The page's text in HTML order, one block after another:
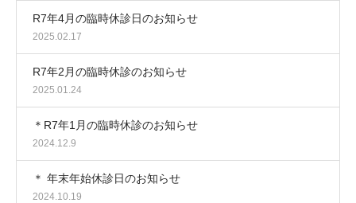
R7年4月の臨時休診日のお知らせ
2025.02.17
R7年2月の臨時休診のお知らせ
2025.01.24
＊R7年1月の臨時休診のお知らせ
2024.12.9
＊ 年末年始休診日のお知らせ
2024.10.19